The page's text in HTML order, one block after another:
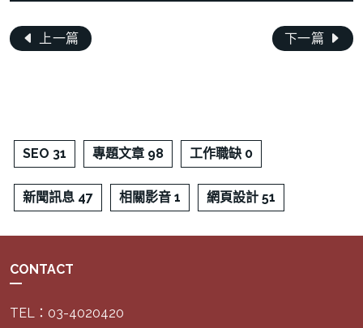
上一篇 下一篇
SEO 31 專題文章 98 工作職缺 0
新聞訊息 47 相關影音 1 網頁設計 51
CONTACT
TEL：03-4020420